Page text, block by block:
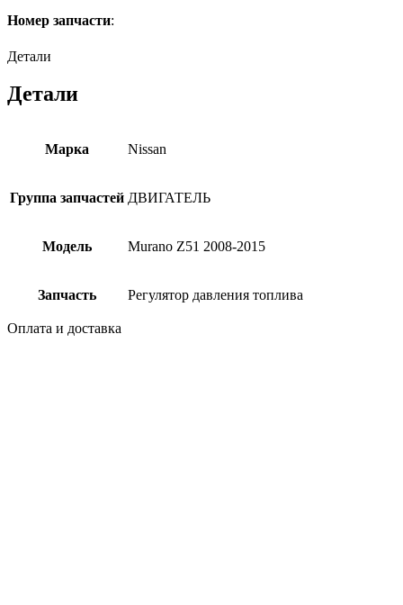
Номер запчасти:
Детали
Детали
Марка Nissan
Группа запчастей ДВИГАТЕЛЬ
Модель Murano Z51 2008-2015
Запчасть Регулятор давления топлива
Оплата и доставка